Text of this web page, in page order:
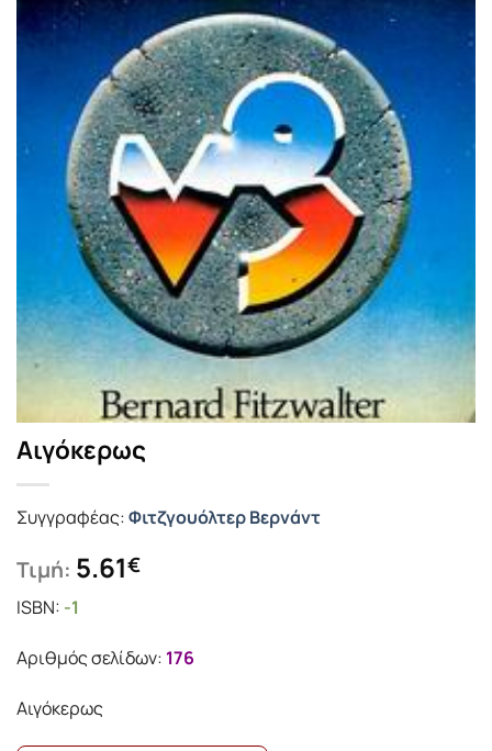
Αιγόκερως
Συγγραφέας:Φιτζγουόλτερ Βερνάντ
Τιμή: 5.61€
ISBN: -1
Αριθμός σελίδων: 176
Αιγόκερως